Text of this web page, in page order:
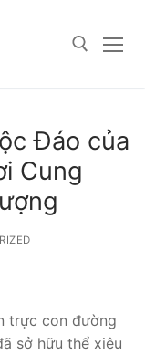
Đáo của
Cung
trực con đường
sở hữu thể xiêu